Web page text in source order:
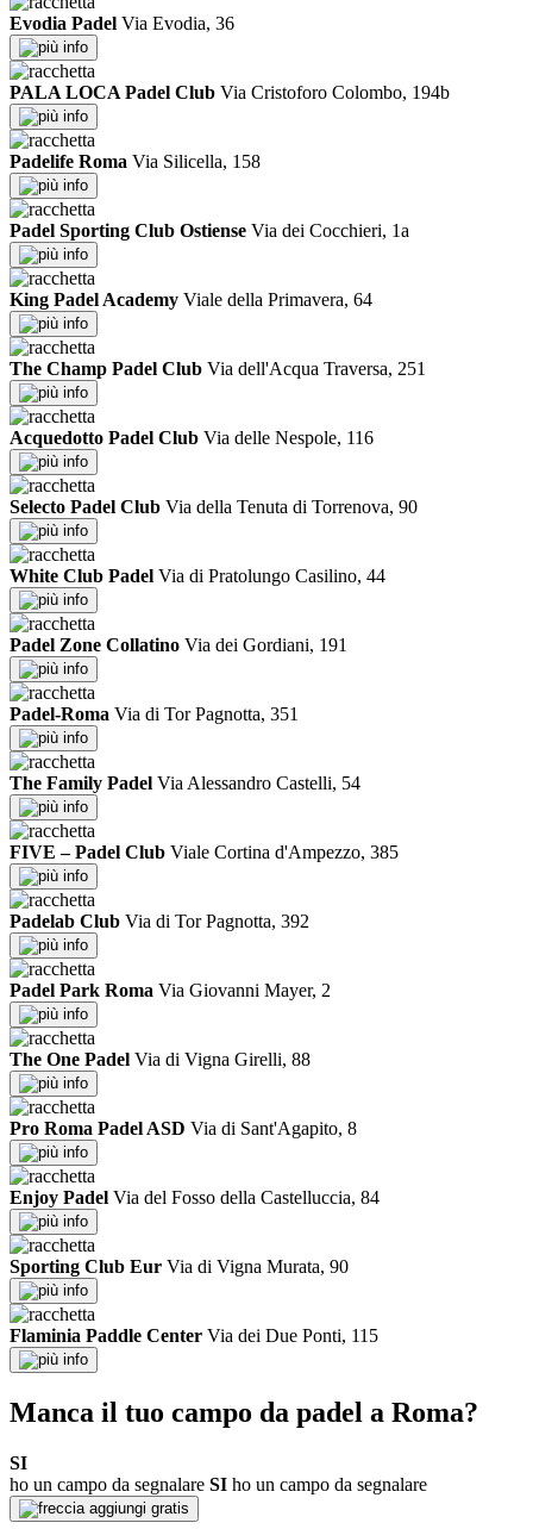
Evodia Padel Via Evodia, 36
info
PALA LOCA Padel Club Via Cristoforo Colombo, 194b
info
Padelife Roma Via Silicella, 158
info
Padel Sporting Club Ostiense Via dei Cocchieri, 1a
info
King Padel Academy Viale della Primavera, 64
info
The Champ Padel Club Via dell'Acqua Traversa, 251
info
Acquedotto Padel Club Via delle Nespole, 116
info
Selecto Padel Club Via della Tenuta di Torrenova, 90
info
White Club Padel Via di Pratolungo Casilino, 44
info
Padel Zone Collatino Via dei Gordiani, 191
info
Padel-Roma Via di Tor Pagnotta, 351
info
The Family Padel Via Alessandro Castelli, 54
info
FIVE – Padel Club Viale Cortina d'Ampezzo, 385
info
Padelab Club Via di Tor Pagnotta, 392
info
Padel Park Roma Via Giovanni Mayer, 2
info
The One Padel Via di Vigna Girelli, 88
info
Pro Roma Padel ASD Via di Sant'Agapito, 8
info
Enjoy Padel Via del Fosso della Castelluccia, 84
info
Sporting Club Eur Via di Vigna Murata, 90
info
Flaminia Paddle Center Via dei Due Ponti, 115
info
Manca il tuo campo da padel a Roma?
SI
ho un campo da segnalare SI ho un campo da segnalare
aggiungi gratis